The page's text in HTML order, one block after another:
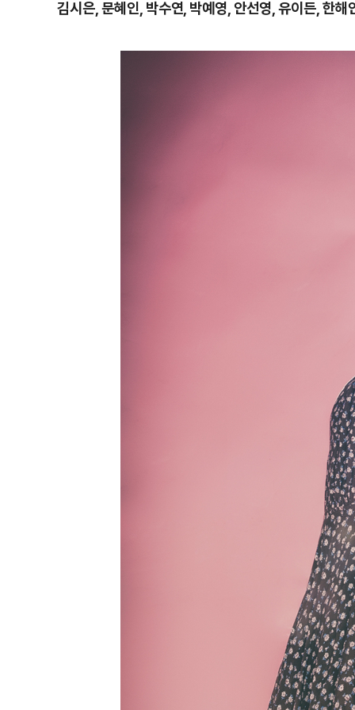
김시은, 문혜인, 박수연, 박예영, 안선영, 유이든, 한해